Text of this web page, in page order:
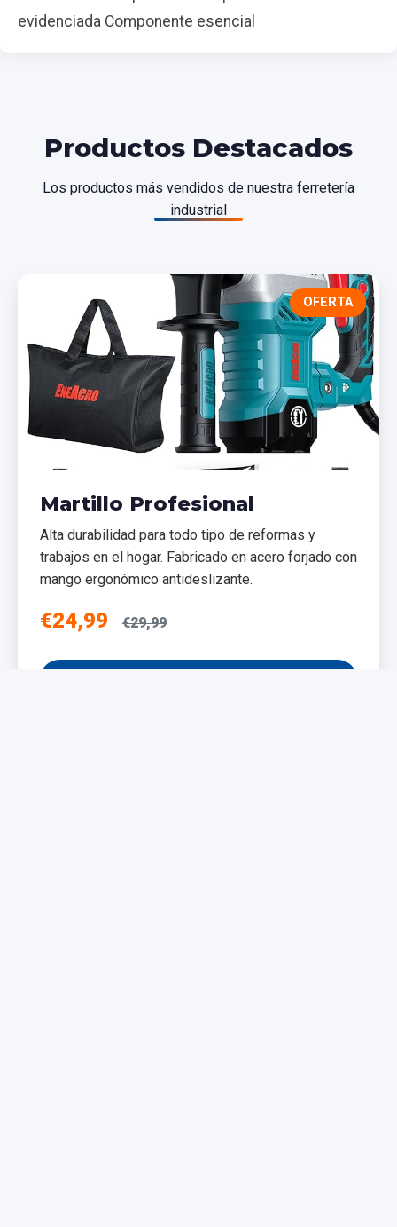
evidenciada Componente esencial
Productos Destacados
Los productos más vendidos de nuestra ferretería
industrial
OFERTA
Martillo Profesional
Alta durabilidad para todo tipo de reformas y
trabajos en el hogar. Fabricado en acero forjado con
mango ergonómico antideslizante.
€24,99 €29,99